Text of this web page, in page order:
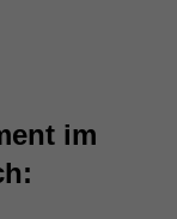
im